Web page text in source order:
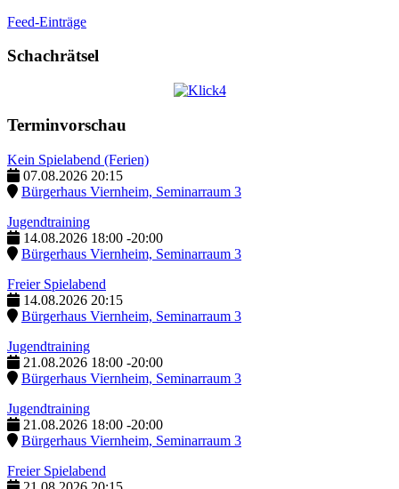
Feed-Einträge
Schachrätsel
Terminvorschau
Kein Spielabend (Ferien)
07.08.2026 20:15
Bürgerhaus Viernheim, Seminarraum 3
Jugendtraining
14.08.2026 18:00 -20:00
Bürgerhaus Viernheim, Seminarraum 3
Freier Spielabend
14.08.2026 20:15
Bürgerhaus Viernheim, Seminarraum 3
Jugendtraining
21.08.2026 18:00 -20:00
Bürgerhaus Viernheim, Seminarraum 3
Jugendtraining
21.08.2026 18:00 -20:00
Bürgerhaus Viernheim, Seminarraum 3
Freier Spielabend